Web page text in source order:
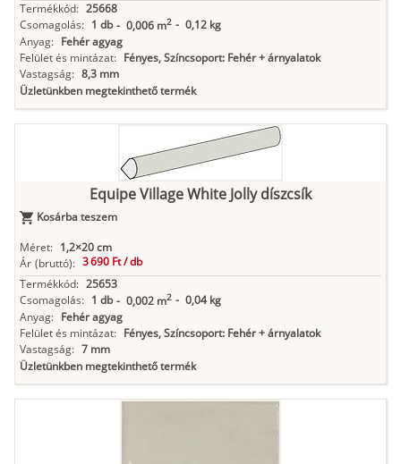
Termékkód: 25668
Csomagolás: 1 db - 0,006 m2 - 0,12 kg
Anyag: Fehér agyag
Felület és mintázat: Fényes, Színcsoport: Fehér + árnyalatok
Vastagság: 8,3 mm
Üzletünkben megtekinthető termék
Equipe Village White Jolly díszcsík
Kosárba teszem
Méret: 1,2×20 cm
Ár (bruttó): 3 690 Ft /db
Termékkód: 25653
Csomagolás: 1 db - 0,002 m2 - 0,04 kg
Anyag: Fehér agyag
Felület és mintázat: Fényes, Színcsoport: Fehér + árnyalatok
Vastagság: 7 mm
Üzletünkben megtekinthető termék